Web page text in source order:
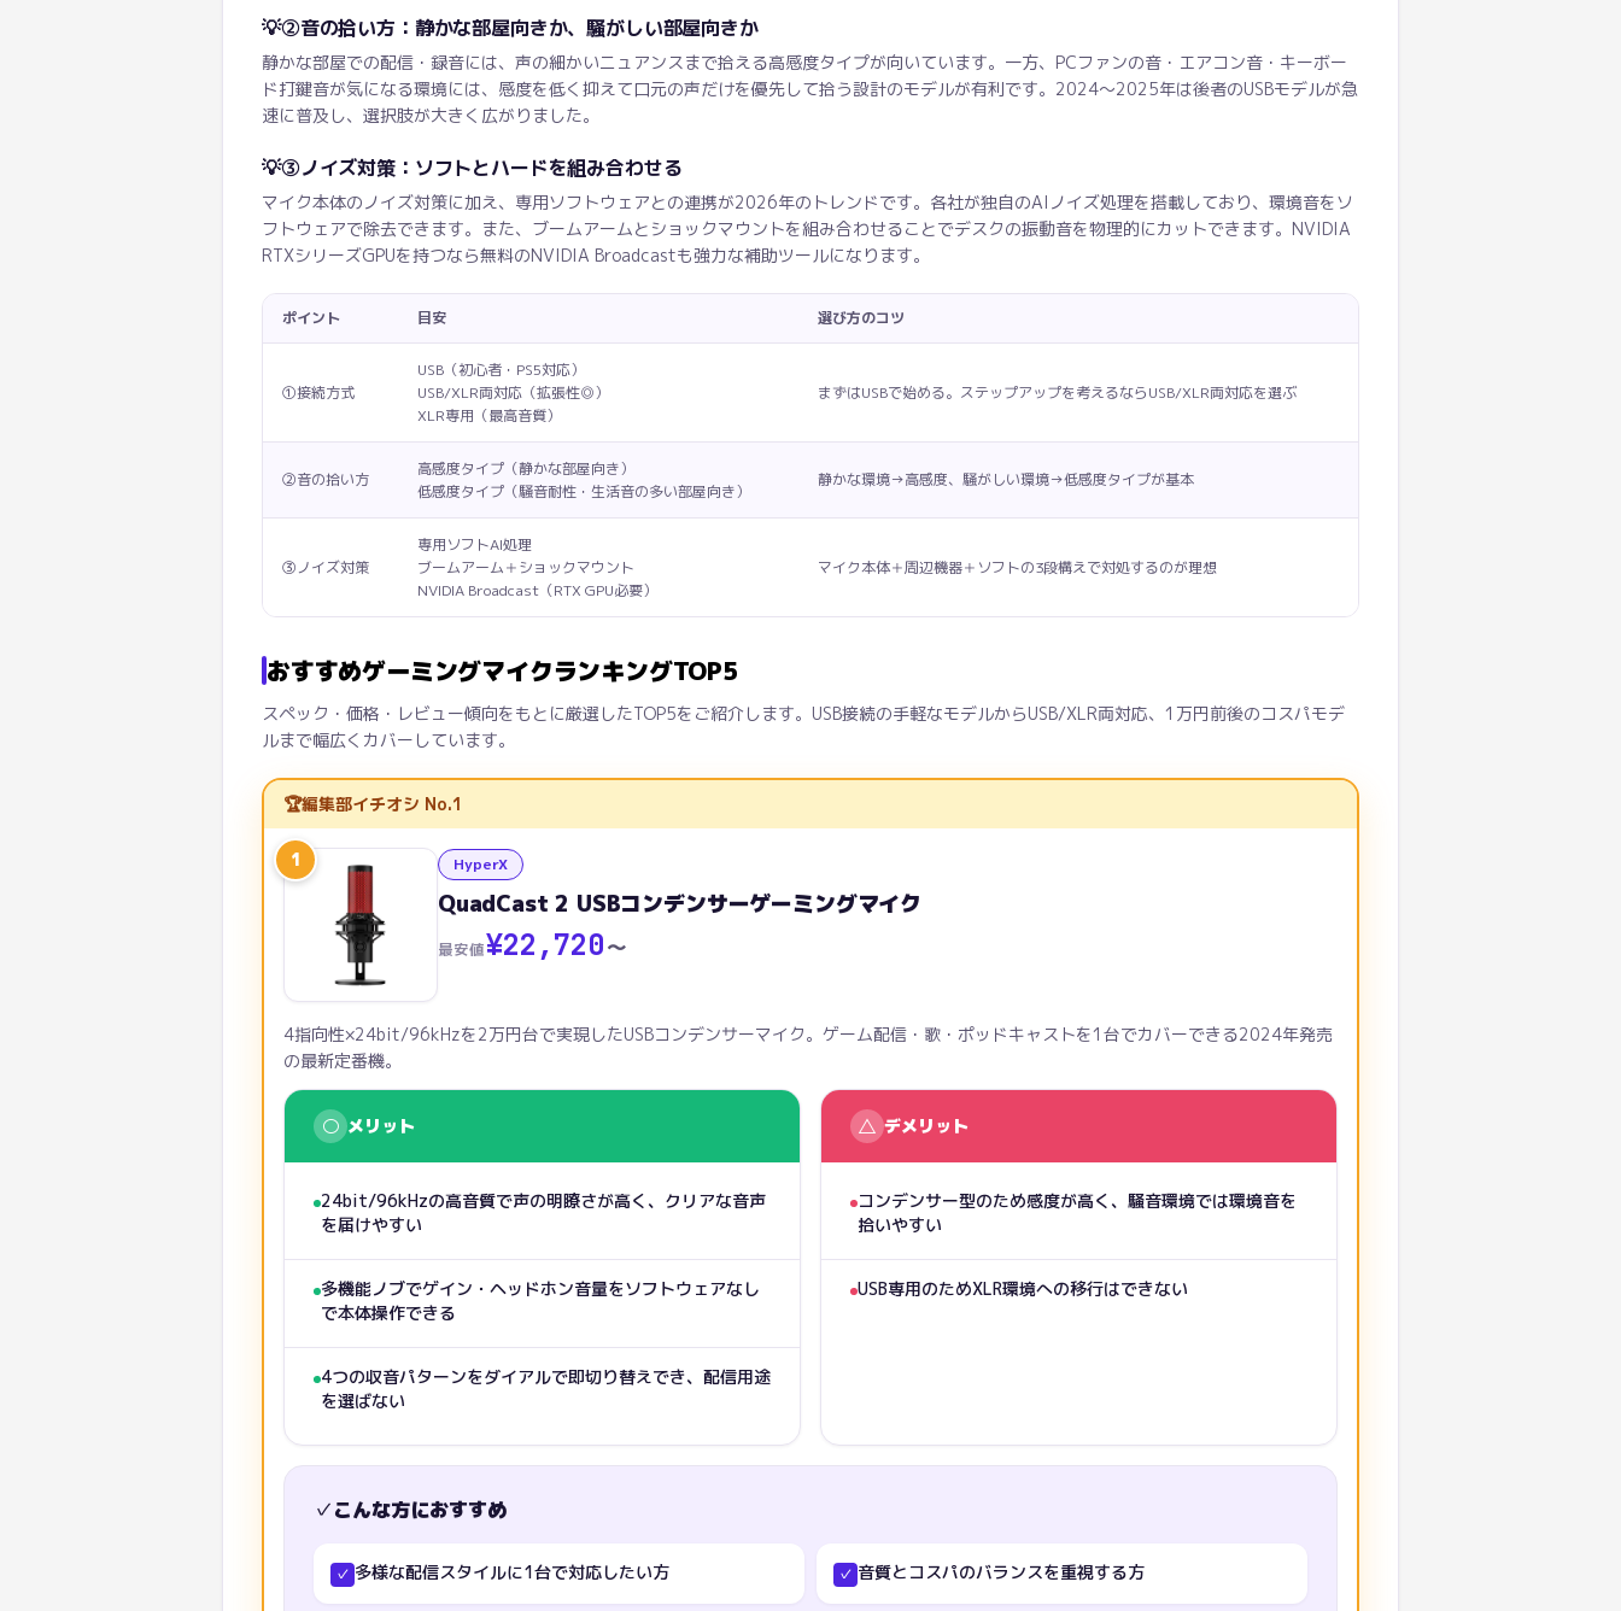
💡②音の拾い方：静かな部屋向きか、騒がしい部屋向きか
静かな部屋での配信・録音には、声の細かいニュアンスまで拾える高感度タイプが向いています。一方、PCファンの音・エアコン音・キーボー
ド打鍵音が気になる環境には、感度を低く抑えて口元の声だけを優先して拾う設計のモデルが有利です。2024〜2025年は後者のUSBモデルが急
速に普及し、選択肢が大きく広がりました。
💡③ノイズ対策：ソフトとハードを組み合わせる
マイク本体のノイズ対策に加え、専用ソフトウェアとの連携が2026年のトレンドです。各社が独自のAIノイズ処理を搭載しており、環境音をソ
フトウェアで除去できます。また、ブームアームとショックマウントを組み合わせることでデスクの振動音を物理的にカットできます。NVIDIA
RTXシリーズGPUを持つなら無料のNVIDIA Broadcastも強力な補助ツールになります。
ポイント 目安 選び方のコツ
①接続方式
USB（初心者・PS5対応）
USB/XLR両対応（拡張性◎）
XLR専用（最高音質）
まずはUSBで始める。ステップアップを考えるならUSB/XLR両対応を選ぶ
②音の拾い方
高感度タイプ（静かな部屋向き）
低感度タイプ（騒音耐性・生活音の多い部屋向き）
静かな環境→高感度、騒がしい環境→低感度タイプが基本
③ノイズ対策
専用ソフトAI処理
ブームアーム＋ショックマウント
NVIDIA Broadcast（RTX GPU必要）
マイク本体＋周辺機器＋ソフトの3段構えで対処するのが理想
おすすめゲーミングマイクランキングTOP5
スペック・価格・レビュー傾向をもとに厳選したTOP5をご紹介します。USB接続の手軽なモデルからUSB/XLR両対応、1万円前後のコスパモデ
ルまで幅広くカバーしています。
🏆編集部イチオシ No.1
1 HyperX
QuadCast 2 USBコンデンサーゲーミングマイク
最安値¥22,720〜
4指向性×24bit/96kHzを2万円台で実現したUSBコンデンサーマイク。ゲーム配信・歌・ポッドキャストを1台でカバーできる2024年発売
の最新定番機。
○ メリット
24bit/96kHzの高音質で声の明瞭さが高く、クリアな音声
を届けやすい
多機能ノブでゲイン・ヘッドホン音量をソフトウェアなし
で本体操作できる
4つの収音パターンをダイアルで即切り替えでき、配信用途
を選ばない
△ デメリット
コンデンサー型のため感度が高く、騒音環境では環境音を
拾いやすい
USB専用のためXLR環境への移行はできない
✓こんな方におすすめ
✓ 多様な配信スタイルに1台で対応したい方 ✓ 音質とコスパのバランスを重視する方